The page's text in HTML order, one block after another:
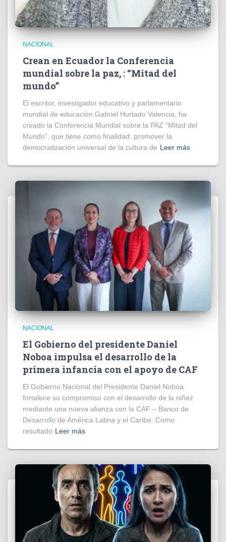
NACIONAL
Crean en Ecuador la Conferencia
mundial sobre la paz, : “Mitad del
mundo”
El escritor, investigador educativo y parlamentario
mundial de educación Gabriel Hurtado Valencia, ha
creado la Conferencia Mundial sobre la PAZ “Mitad del
Mundo”, que tiene como finalidad: promover la
democratización universal de la cultura de Leer más
NACIONAL
El Gobierno del presidente Daniel
Noboa impulsa el desarrollo de la
primera infancia con el apoyo de CAF
El Gobierno Nacional del Presidente Daniel Noboa
fortalece su compromiso con el desarrollo de la niñez
mediante una nueva alianza con la CAF – Banco de
Desarrollo de América Latina y el Caribe. Como
resultado Leer más